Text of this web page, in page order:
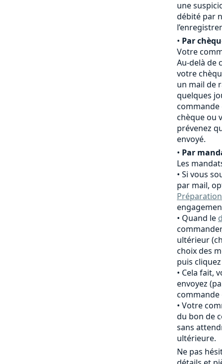
une
débité par
• Par
Votre
Au-delà de
votre
un mail de
quelques
chèque ou
prévenez
envoyé.
• Par
Les
Si vous
par mail,
Quand le
ultérieur
choix des
puis
Cela fait,
envoyez
commande
Votre
du bon de
sans
ultérieure.
Ne pas